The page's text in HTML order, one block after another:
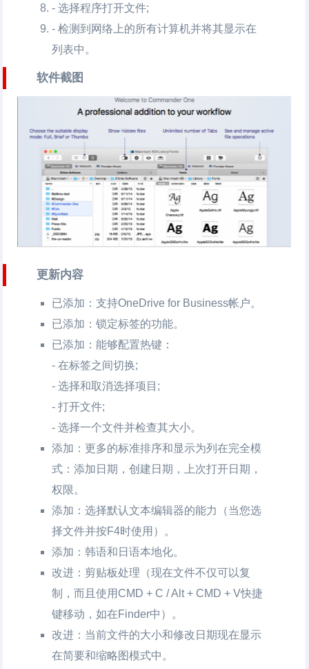
- 选择程序打开文件;
- 检测到网络上的所有计算机并将其显示在
列表中。
软件截图
更新内容
已添加：支持OneDrive for Business帐户。
已添加：锁定标签的功能。
已添加：能够配置热键：
- 在标签之间切换;
- 选择和取消选择项目;
- 打开文件;
- 选择一个文件并检查其大小。
添加：更多的标准排序和显示为列在完全模
式：添加日期，创建日期，上次打开日期，
权限。
添加：选择默认文本编辑器的能力（当您选
择文件并按F4时使用）。
添加：韩语和日语本地化。
改进：剪贴板处理（现在文件不仅可以复
制，而且使用CMD + C / Alt + CMD + V快捷
键移动，如在Finder中）。
改进：当前文件的大小和修改日期现在显示
在简要和缩略图模式中。